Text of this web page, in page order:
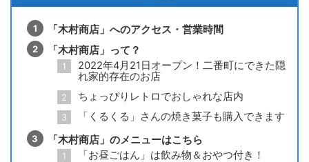
「木村商店」へのアクセス・営業時間
「木村商店」って？
2022年4月21日オープン！二番町にできた隠
れ家的存在のお店
ちょっぴりレトロでおしゃれな店内
「くるくる」さんの焼き菓子も購入できます
「木村商店」のメニューはこちら
「お昼ごはん」は飲み物＆おやつ付き！